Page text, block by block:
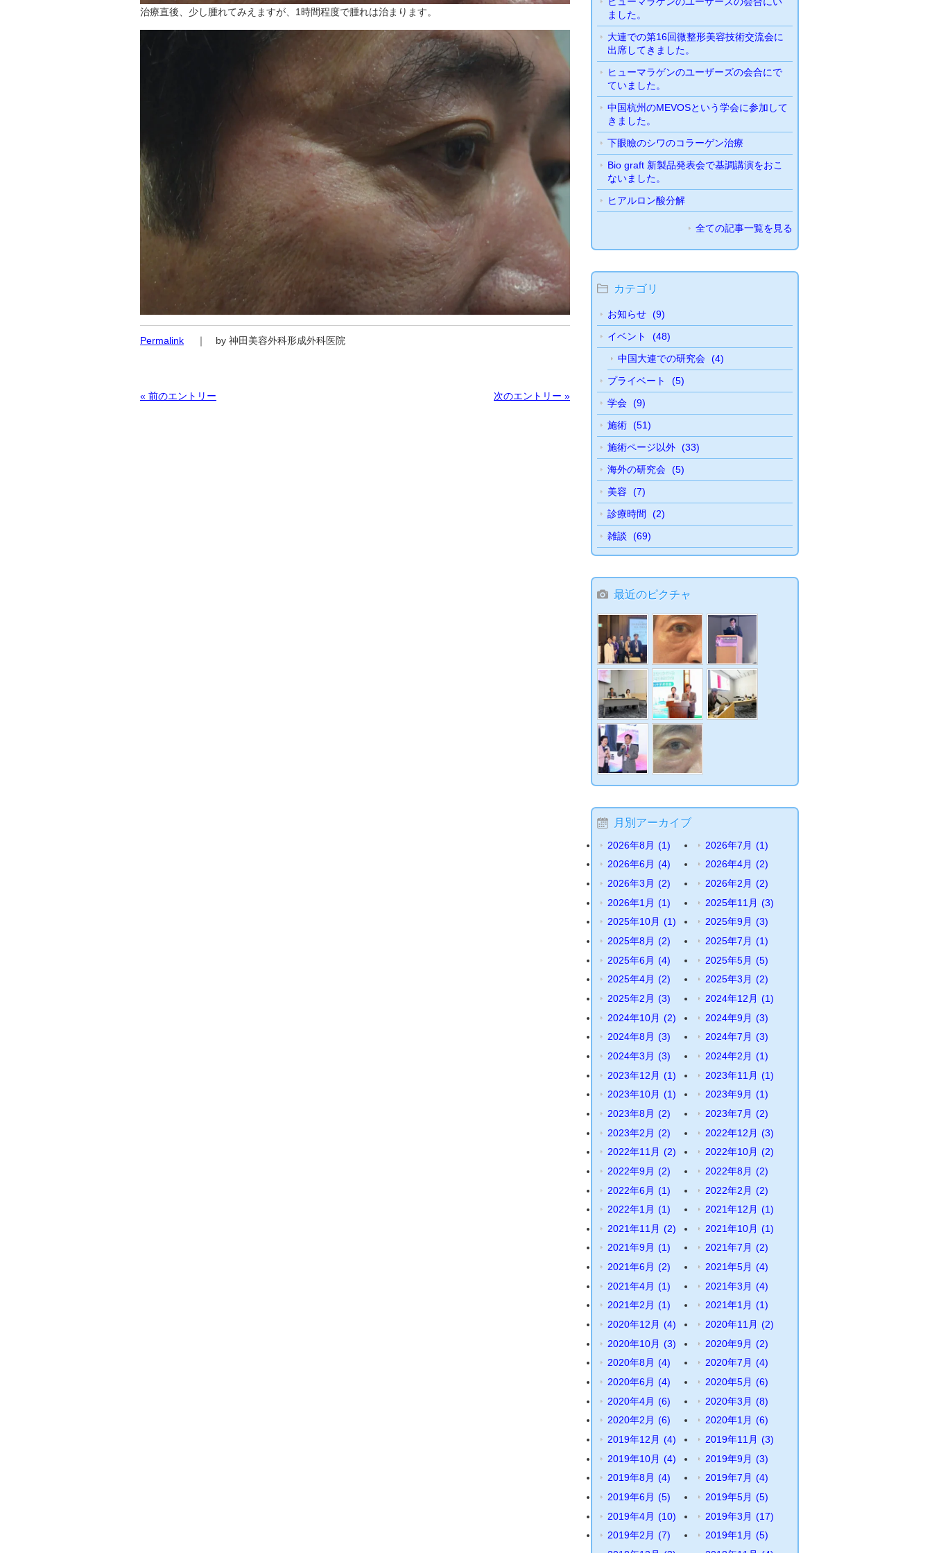
« 前のエントリー 次のエントリー »
Permalink ｜ by 神田美容外科形成外科医院
治療直後、少し腫れてみえますが、1時間程度で腫れは治まります。
ました。
大連での第16回微整形美容技術交流会に
出席してきました。
ヒューマラゲンのユーザーズの会合にで
ていました。
中国杭州のMEVOSという学会に参加して
きました。
下眼瞼のシワのコラーゲン治療
Bio graft 新製品発表会で基調講演をおこ
ないました。
ヒアルロン酸分解
全ての記事一覧を見る
カテゴリ
お知らせ (9)
イベント
(48)
中国大連での研究会 (4)
プライベート
(5)
学会 (9)
施術 (51)
施術ページ以外 (33)
海外の研究会 (5)
美容
(7)
診療時間
(2)
雑談
(69)
最近のピクチャ
月別アーカイブ
2026年8月 (1) 2026年7月 (1)
2026年6月 (4) 2026年4月 (2)
2026年3月 (2) 2026年2月 (2)
2026年1月 (1) 2025年11月 (3)
2025年10月 (1) 2025年9月 (3)
2025年8月 (2) 2025年7月 (1)
2025年6月 (4) 2025年5月 (5)
2025年4月 (2) 2025年3月 (2)
2025年2月 (3) 2024年12月 (1)
2024年10月 (2) 2024年9月 (3)
2024年8月 (3) 2024年7月 (3)
2024年3月 (3) 2024年2月 (1)
2023年12月 (1) 2023年11月 (1)
2023年10月 (1) 2023年9月 (1)
2023年8月 (2) 2023年7月 (2)
2023年2月 (2) 2022年12月 (3)
2022年11月 (2) 2022年10月 (2)
2022年9月 (2) 2022年8月 (2)
2022年6月 (1) 2022年2月 (2)
2022年1月 (1) 2021年12月 (1)
2021年11月 (2) 2021年10月 (1)
2021年9月 (1) 2021年7月 (2)
2021年6月 (2) 2021年5月 (4)
2021年4月 (1) 2021年3月 (4)
2021年2月 (1) 2021年1月 (1)
2020年12月 (4) 2020年11月 (2)
2020年10月 (3) 2020年9月 (2)
2020年8月 (4) 2020年7月 (4)
2020年6月 (4) 2020年5月 (6)
2020年4月 (6) 2020年3月 (8)
2020年2月 (6) 2020年1月 (6)
2019年12月 (4) 2019年11月 (3)
2019年10月 (4) 2019年9月 (3)
2019年8月 (4) 2019年7月 (4)
2019年6月 (5) 2019年5月 (5)
2019年4月 (10) 2019年3月 (17)
2019年2月 (7) 2019年1月 (5)